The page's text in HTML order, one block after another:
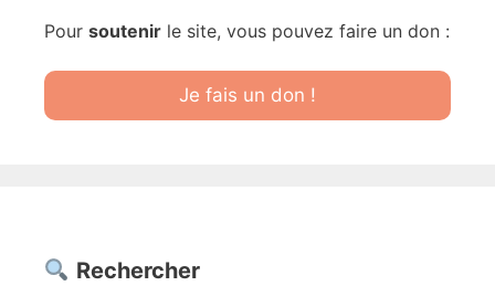
Pour soutenir le site, vous pouvez faire un don :
Je fais un don !
Rechercher